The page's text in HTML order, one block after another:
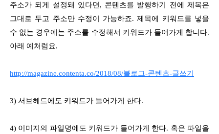
주소가 되게 설정돼 있다면, 콘텐츠를 발행하기 전에 제목은
그대로 두고 주소만 수정이 가능하죠. 제목에 키워드를 넣을
수 없는 경우에는 주소를 수정해서 키워드가 들어가게 합니다.
아래 예처럼요.
http://magazine.contenta.co/2018/08/블로그-콘텐츠-글쓰기
3) 서브헤드에도 키워드가 들어가게 한다.
4) 이미지의 파일명에도 키워드가 들어가게 한다. 혹은 파일을